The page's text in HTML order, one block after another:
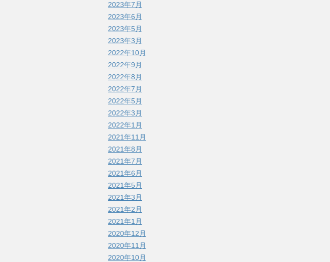
2023年7月
2023年6月
2023年5月
2023年3月
2022年10月
2022年9月
2022年8月
2022年7月
2022年5月
2022年3月
2022年1月
2021年11月
2021年8月
2021年7月
2021年6月
2021年5月
2021年3月
2021年2月
2021年1月
2020年12月
2020年11月
2020年10月